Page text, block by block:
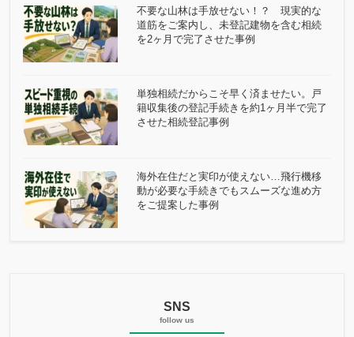
不要な山林は手放せない！？ 現実的な
道筋をご案内し、未登記建物を含む相続
を2ヶ月で完了させた事例
単独相続だからこそ早く済ませたい。戸
籍収集後の登記手続きを約1ヶ月半で完了
させた相続登記事例
海外在住だと実印が使えない…飛行機移
動が必要な手続きでもスムーズな進め方
をご提案した事例
SNS